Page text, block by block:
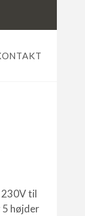
230V til
højder